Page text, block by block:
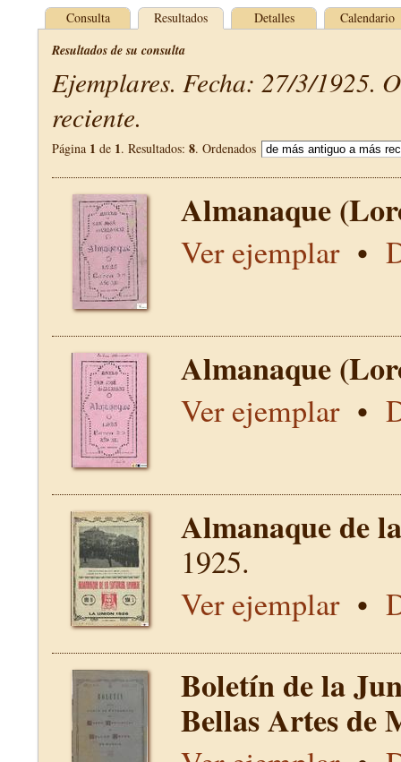
Consulta Resultados Detalles Calendario
Resultados de su consulta
Ejemplares. Fecha: 27/3/1925.
reciente.
Página 1 de 1. Resultados: 8. Ordenados
Almanaque
Ver ejemplar•
Almanaque
Ver ejemplar•
Almanaque de
1925.
Ver ejemplar•
Boletín de la
Bellas Artes